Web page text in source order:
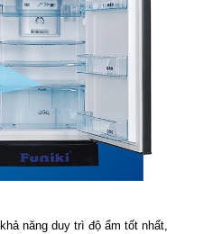
năng duy trì độ ẩm tốt nhất,